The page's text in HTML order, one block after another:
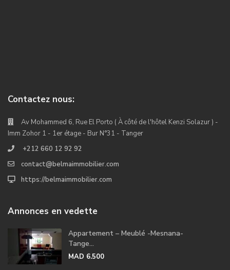
Contactez nous:
Av Mohammed 6, Rue El Porto ( À côté de l'hôtel Kenzi Solazur ) -
Imm Zohor 1 - 1er étage - Bur N°31 - Tanger
+212 660 12 92 92
contact@belmaimmobilier.com
https://belmaimmobilier.com
Annonces en vedette
Appartement – Meublé -Mesnana-
Tange...
MAD 6.500